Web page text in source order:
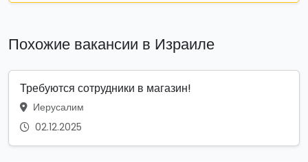
Похожие вакансии в Израиле
Требуются сотрудники в магазин!
Иерусалим
02.12.2025